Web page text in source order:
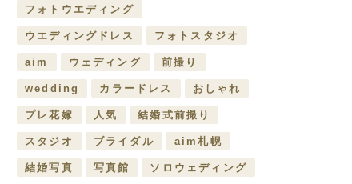
フォトウエディング
ウエディングドレス フォトスタジオ
aim ウェディング 前撮り
wedding カラードレス おしゃれ
プレ花嫁 人気 結婚式前撮り
スタジオ ブライダル aim札幌
結婚写真 写真館 ソロウェディング